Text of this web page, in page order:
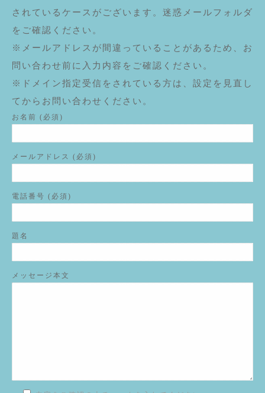
されているケースがございます。迷惑メールフォルダ
をご確認ください。
※メールアドレスが間違っていることがあるため、お
問い合わせ前に入力内容をご確認ください。
※ドメイン指定受信をされている方は、設定を見直し
てからお問い合わせください。
お名前 (必須)
メールアドレス (必須)
電話番号 (必須)
題名
メッセージ本文